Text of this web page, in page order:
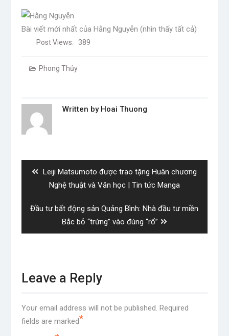
Bài viết mới nhất của Hằng Nguyễn (nhìn thấy tất cả)
Post Views: 389
Phong Thủy
Written by Hoai Thuong
Previous
post:
Leiji Matsumoto được trao tặng Huân chương
Nghệ thuật và Văn học | Tin tức Manga
Next
Đầu tư bất động sản Quảng Bình: Nhà đầu tư miền
Bắc bỏ “trứng” vào đúng “rổ”
Leave a Reply
Your email address will not be published. Required
fields are marked*